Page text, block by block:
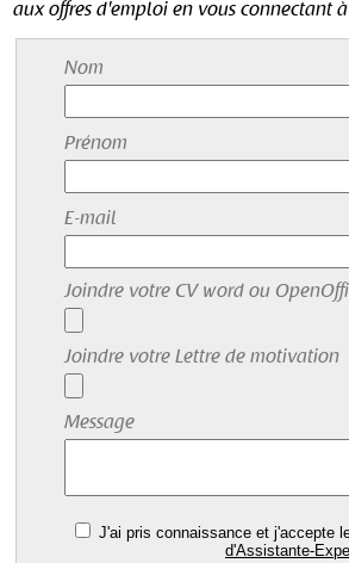
aux offres d'emploi en vous connectant
Nom
Prénom
E-mail
Joindre votre CV word ou
Joindre votre Lettre de motivation
Message
J'ai pris connaissance et j'accepte
d'Assistante-